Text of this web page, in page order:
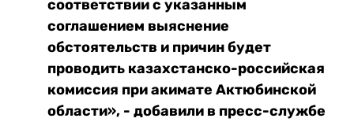
соответствии с указанным
соглашением выяснение
обстоятельств и причин будет
проводить казахстанско-российская
комиссия при акимате Актюбинской
области», - добавили в пресс-службе